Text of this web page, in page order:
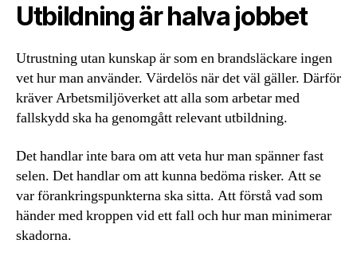
Utbildning är halva jobbet
Utrustning utan kunskap är som en brandsläckare ingen
vet hur man använder. Värdelös när det väl gäller. Därför
kräver Arbetsmiljöverket att alla som arbetar med
fallskydd ska ha genomgått relevant utbildning.
Det handlar inte bara om att veta hur man spänner fast
selen. Det handlar om att kunna bedöma risker. Att se
var förankringspunkterna ska sitta. Att förstå vad som
händer med kroppen vid ett fall och hur man minimerar
skadorna.